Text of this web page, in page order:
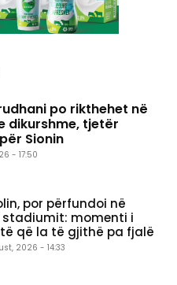
po rikthehet në
dikurshme, tjetër
Sionin
- 17:50
por përfundoi në
stadiumit: momenti i
që la të gjithë pa fjalë
2026 - 14:33